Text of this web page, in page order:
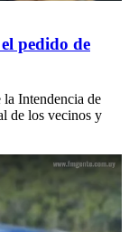
pedido de
Intendencia de
de los vecinos y